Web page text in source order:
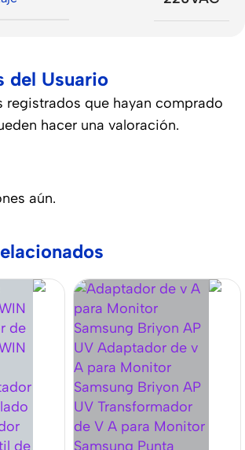
del Usuario
aún.
registrados que hayan comprado
hacer una valoración.